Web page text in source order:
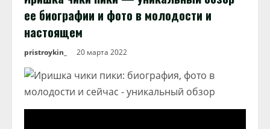
ее биографии и фото в молодости и
настоящем
pristroykin_ 20 марта 2022